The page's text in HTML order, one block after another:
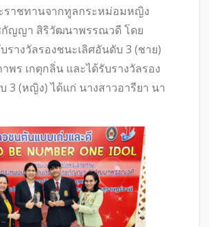
ราชทานจากทูลกระหม่อมหญิง
ญญา สิริวัฒนาพรรณวดี โดย
รางวัลรองชนะเลิศอันดับ 3 (ชาย)
พร เกตุกลิ่น และได้รับรางวัลรอง
3 (หญิง) ได้แก่ นางสาวอารียา นา